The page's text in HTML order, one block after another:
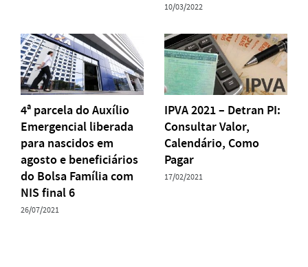
10/03/2022
4ª parcela do Auxílio
Emergencial liberada
para nascidos em
agosto e beneficiários
do Bolsa Família com
NIS final 6
26/07/2021
IPVA 2021 – Detran PI:
Consultar Valor,
Calendário, Como
Pagar
17/02/2021